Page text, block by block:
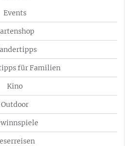
Events
für Familien
Kino
Outdoor